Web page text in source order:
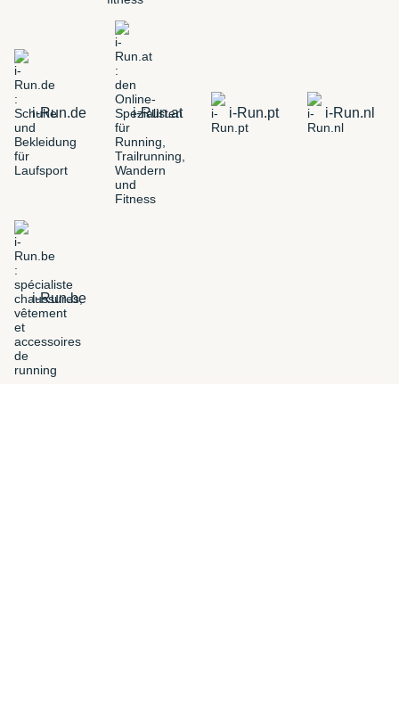
i-Run.de i-Run.at i-Run.pt i-Run.nl
i-Run.be